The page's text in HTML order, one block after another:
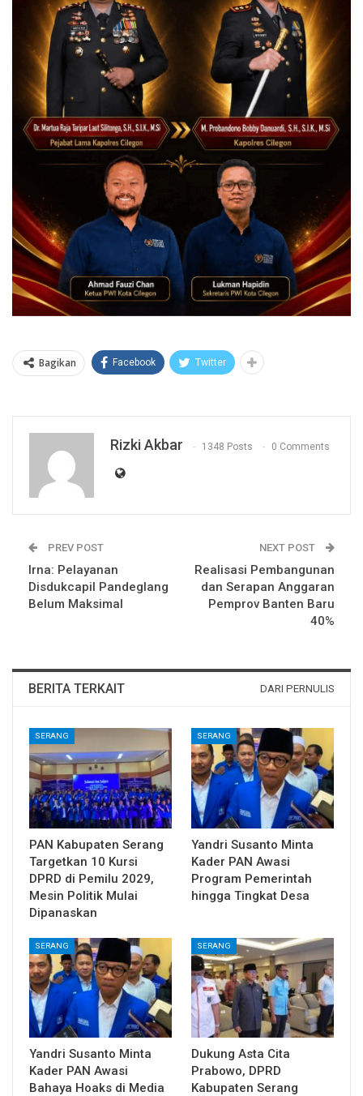
Bagikan Facebook Twitter
Rizki Akbar 1348 Posts 0 Comments
PREV POST
Irna: Pelayanan
Disdukcapil Pandeglang
Belum Maksimal
NEXT POST
Realisasi Pembangunan
dan Serapan Anggaran
Pemprov Banten Baru
40%
BERITA TERKAIT DARI PERNULIS
SERANG
PAN Kabupaten Serang
Targetkan 10 Kursi
DPRD di Pemilu 2029,
Mesin Politik Mulai
Dipanaskan
SERANG
Yandri Susanto Minta
Kader PAN Awasi
Program Pemerintah
hingga Tingkat Desa
SERANG
Yandri Susanto Minta
Kader PAN Awasi
Bahaya Hoaks di Media
SERANG
Dukung Asta Cita
Prabowo, DPRD
Kabupaten Serang